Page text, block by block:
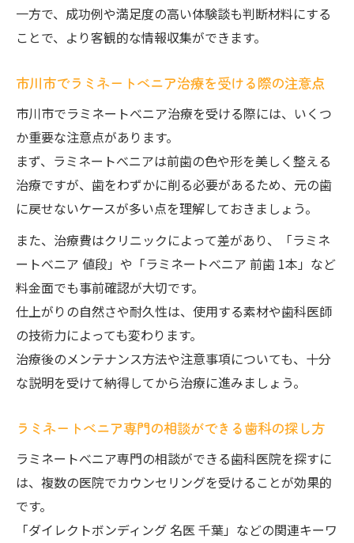
一方で、成功例や満足度の高い体験談も判断材料にする
ことで、より客観的な情報収集ができます。
市川市でラミネートべニア治療を受ける際の注意点
市川市でラミネートべニア治療を受ける際には、いくつ
か重要な注意点があります。
まず、ラミネートべニアは前歯の色や形を美しく整える
治療ですが、歯をわずかに削る必要があるため、元の歯
に戻せないケースが多い点を理解しておきましょう。
また、治療費はクリニックによって差があり、「ラミネ
ートべニア 値段」や「ラミネートべニア 前歯 1本」など
料金面でも事前確認が大切です。
仕上がりの自然さや耐久性は、使用する素材や歯科医師
の技術力によっても変わります。
治療後のメンテナンス方法や注意事項についても、十分
な説明を受けて納得してから治療に進みましょう。
ラミネートべニア専門の相談ができる歯科の探し方
ラミネートべニア専門の相談ができる歯科医院を探すに
は、複数の医院でカウンセリングを受けることが効果的
です。
「ダイレクトボンディング 名医 千葉」などの関連キーワ